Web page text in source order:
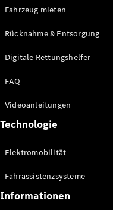
Fahrzeug mieten
Rücknahme & Entsorgung
Digitale Rettungshelfer
FAQ
Videoanleitungen
Technologie
Elektromobilität
Fahrassistenzsysteme
Informationen